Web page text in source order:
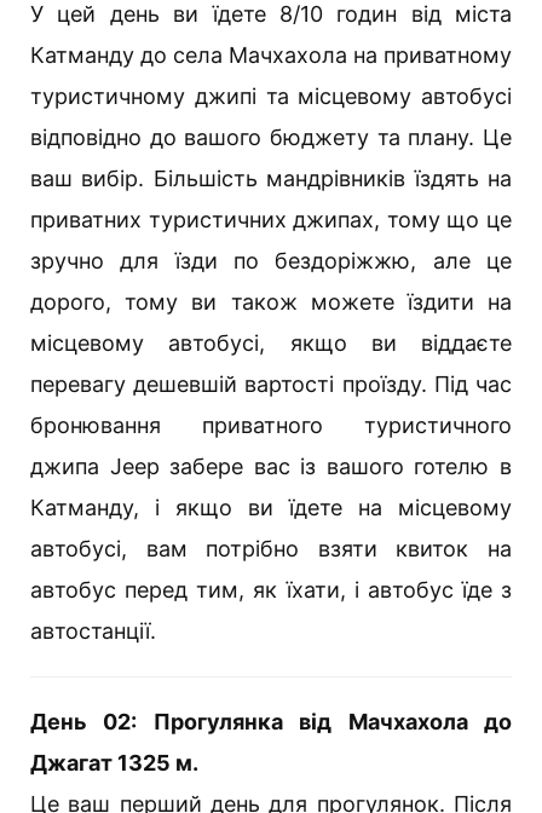
У цей день ви їдете 8/10 годин від міста
Катманду до села Мачхахола на приватному
туристичному джипі та місцевому автобусі
відповідно до вашого бюджету та плану. Це
ваш вибір. Більшість мандрівників їздять на
приватних туристичних джипах, тому що це
зручно для їзди по бездоріжжю, але це
дорого, тому ви також можете їздити на
місцевому автобусі, якщо ви віддаєте
перевагу дешевшій вартості проїзду. Під час
бронювання приватного туристичного
джипа Jeep забере вас із вашого готелю в
Катманду, і якщо ви їдете на місцевому
автобусі, вам потрібно взяти квиток на
автобус перед тим, як їхати, і автобус їде з
автостанції.
День 02: Прогулянка від Мачхахола до
Джагат 1325 м.
Це ваш перший день для прогулянок. Після